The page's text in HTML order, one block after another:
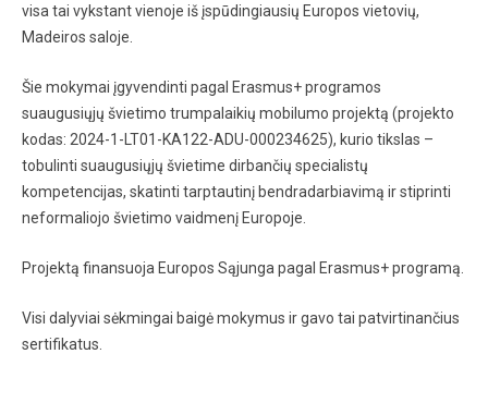
visa tai vykstant vienoje iš įspūdingiausių Europos vietovių,
Madeiros saloje.
Šie mokymai įgyvendinti pagal Erasmus+ programos
suaugusiųjų švietimo trumpalaikių mobilumo projektą (projekto
kodas: 2024-1-LT01-KA122-ADU-000234625), kurio tikslas –
tobulinti suaugusiųjų švietime dirbančių specialistų
kompetencijas, skatinti tarptautinį bendradarbiavimą ir stiprinti
neformaliojo švietimo vaidmenį Europoje.
Projektą finansuoja Europos Sąjunga pagal Erasmus+ programą.
Visi dalyviai sėkmingai baigė mokymus ir gavo tai patvirtinančius
sertifikatus.